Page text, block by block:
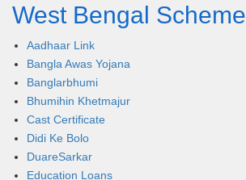
West Bengal Scheme
Aadhaar Link
Bangla Awas Yojana
Banglarbhumi
Bhumihin Khetmajur
Cast Certificate
Didi Ke Bolo
DuareSarkar
Education Loans